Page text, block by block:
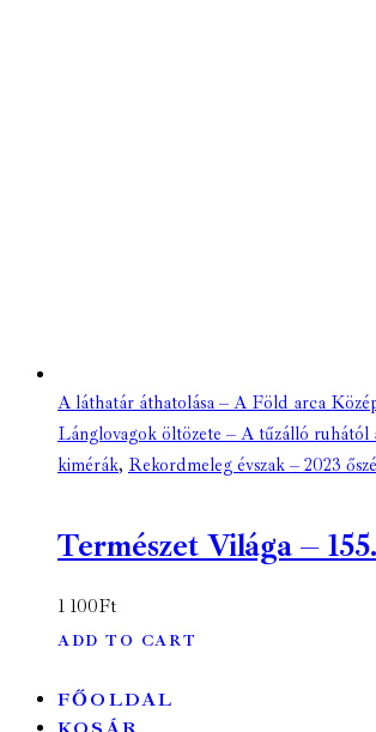
A láthatár áthatolása – A Föld arca
Lánglovagok öltözete – A tűzálló ruhától
kimérák, Rekordmeleg évszak – 2023
Természet Világa –
1 100Ft
ADD TO CART
FŐOLDAL